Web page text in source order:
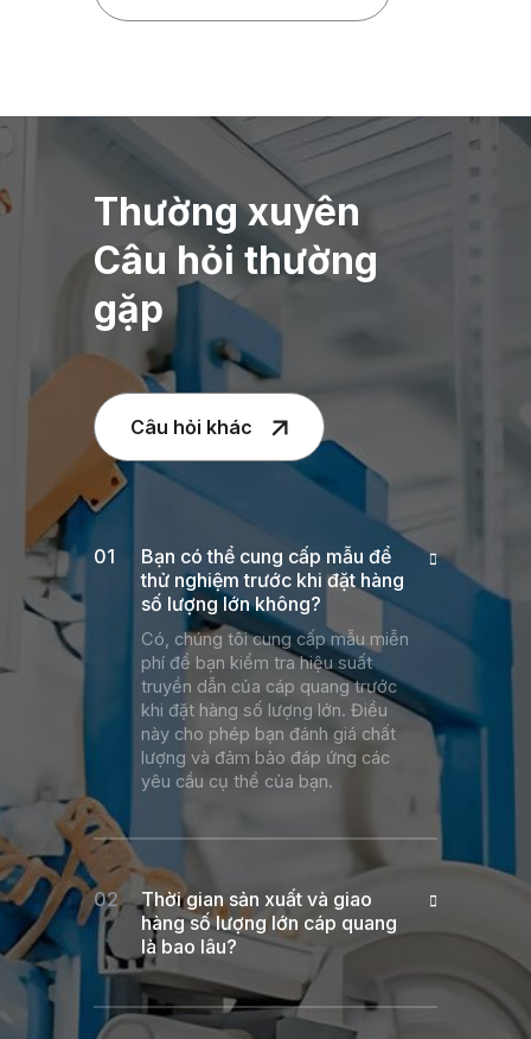
Thường xuyên
Câu hỏi thường
gặp
Câu hỏi khác
Bạn có thể cung cấp mẫu để
thử nghiệm trước khi đặt hàng
số lượng lớn không?
Có, chúng tôi cung cấp mẫu miễn
phí để bạn kiểm tra hiệu suất
truyền dẫn của cáp quang trước
khi đặt hàng số lượng lớn. Điều
này cho phép bạn đánh giá chất
lượng và đảm bảo đáp ứng các
yêu cầu cụ thể của bạn.
Thời gian sản xuất và giao
hàng số lượng lớn cáp quang
là bao lâu?